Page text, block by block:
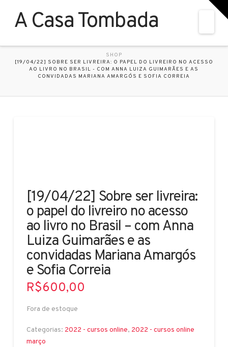
A Casa Tombada
HOME
SHOP
[19/04/22] SOBRE SER LIVREIRA: O PAPEL DO LIVREIRO NO ACESSO
AO LIVRO NO BRASIL - COM ANNA LUIZA GUIMARÃES E AS
CONVIDADAS MARIANA AMARGÓS E SOFIA CORREIA
[19/04/22] Sobre ser livreira:
o papel do livreiro no acesso
ao livro no Brasil – com Anna
Luiza Guimarães e as
convidadas Mariana Amargós
e Sofia Correia
R$600,00
Fora de estoque
Categorias: 2022 - cursos online, 2022 - cursos online
março